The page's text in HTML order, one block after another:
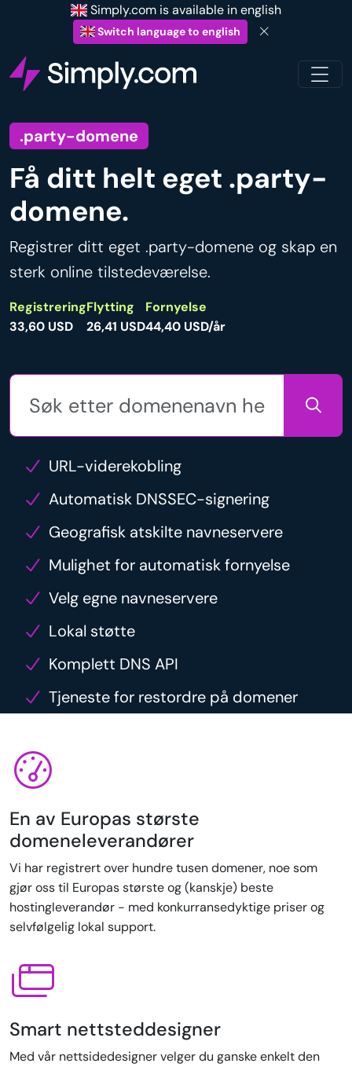
Simply.com is available in english
Switch language to english
.party-domene
Få ditt helt eget .party-
domene.
Registrer ditt eget .party-domene og skap en
sterk online tilstedeværelse.
Registrering
33,60 USD
Flytting
26,41 USD
Fornyelse
44,40 USD/år
URL-viderekobling
Automatisk DNSSEC-signering
Geografisk atskilte navneservere
Mulighet for automatisk fornyelse
Velg egne navneservere
Lokal støtte
Komplett DNS API
Tjeneste for restordre på domener
En av Europas største
domeneleverandører
Vi har registrert over hundre tusen domener, noe som
gjør oss til Europas største og (kanskje) beste
hostingleverandør - med konkurransedyktige priser og
selvfølgelig lokal support.
Smart nettsteddesigner
Med vår nettsidedesigner velger du ganske enkelt den